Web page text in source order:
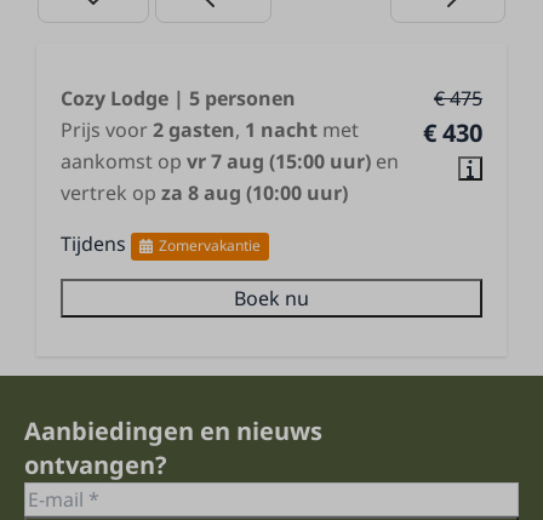
€ 475
€ 430
Cozy Lodge | 5 personen
Prijs voor 2 gasten, 1 nacht met
aankomst op vr 7 aug (15:00 uur) en
vertrek op za 8 aug (10:00 uur)
Tijdens
Zomervakantie
Boek nu
Aanbiedingen en nieuws
ontvangen?